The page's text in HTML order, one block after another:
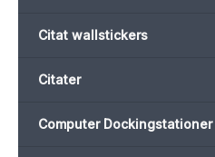
Citat wallstickers
Citater
Computer Dockingstationer